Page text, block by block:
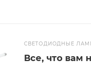
СВЕТОДИОДНЫЕ
Все, что вам